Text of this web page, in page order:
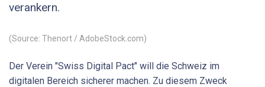
verankern.
(Source: Thenort / AdobeStock.com)
Der Verein "Swiss Digital Pact" will die Schweiz im
digitalen Bereich sicherer machen. Zu diesem Zweck